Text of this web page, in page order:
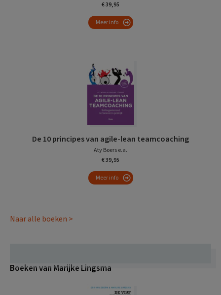
€ 39,95
Meer info
De 10 principes van agile-lean teamcoaching
Aty Boers e.a.
€ 39,95
Meer info
Naar alle boeken >
Boeken van Marijke Lingsma